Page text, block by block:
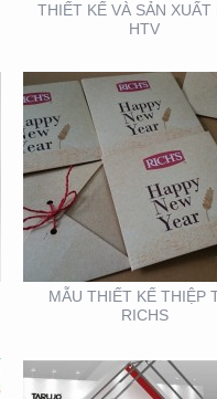
THIẾT KẾ VÀ SẢN XUẤT
HTV
MẪU THIẾT KẾ THIỆP
RICHS
BOOTH KIM
(TARUJO) –
LÃMVIỆT BUILD 12-